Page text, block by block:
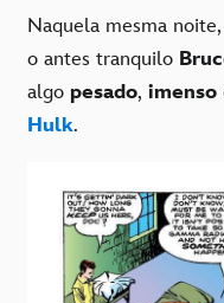
Naquela mesma
o antes tranquilo
algo pesado, imenso
Hulk.